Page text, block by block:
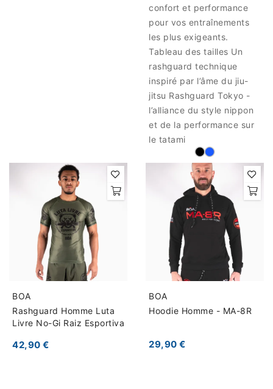
confort et performance
pour vos entraînements
les plus exigeants.
Tableau des tailles Un
rashguard technique
inspiré par l’âme du jiu-
jitsu Rashguard Tokyo -
l’alliance du style nippon
et de la performance sur
le tatami
BOA
Rashguard Homme Luta
Livre No-Gi Raiz Esportiva
42,90 €
BOA
Hoodie Homme - MA-8R
29,90 €